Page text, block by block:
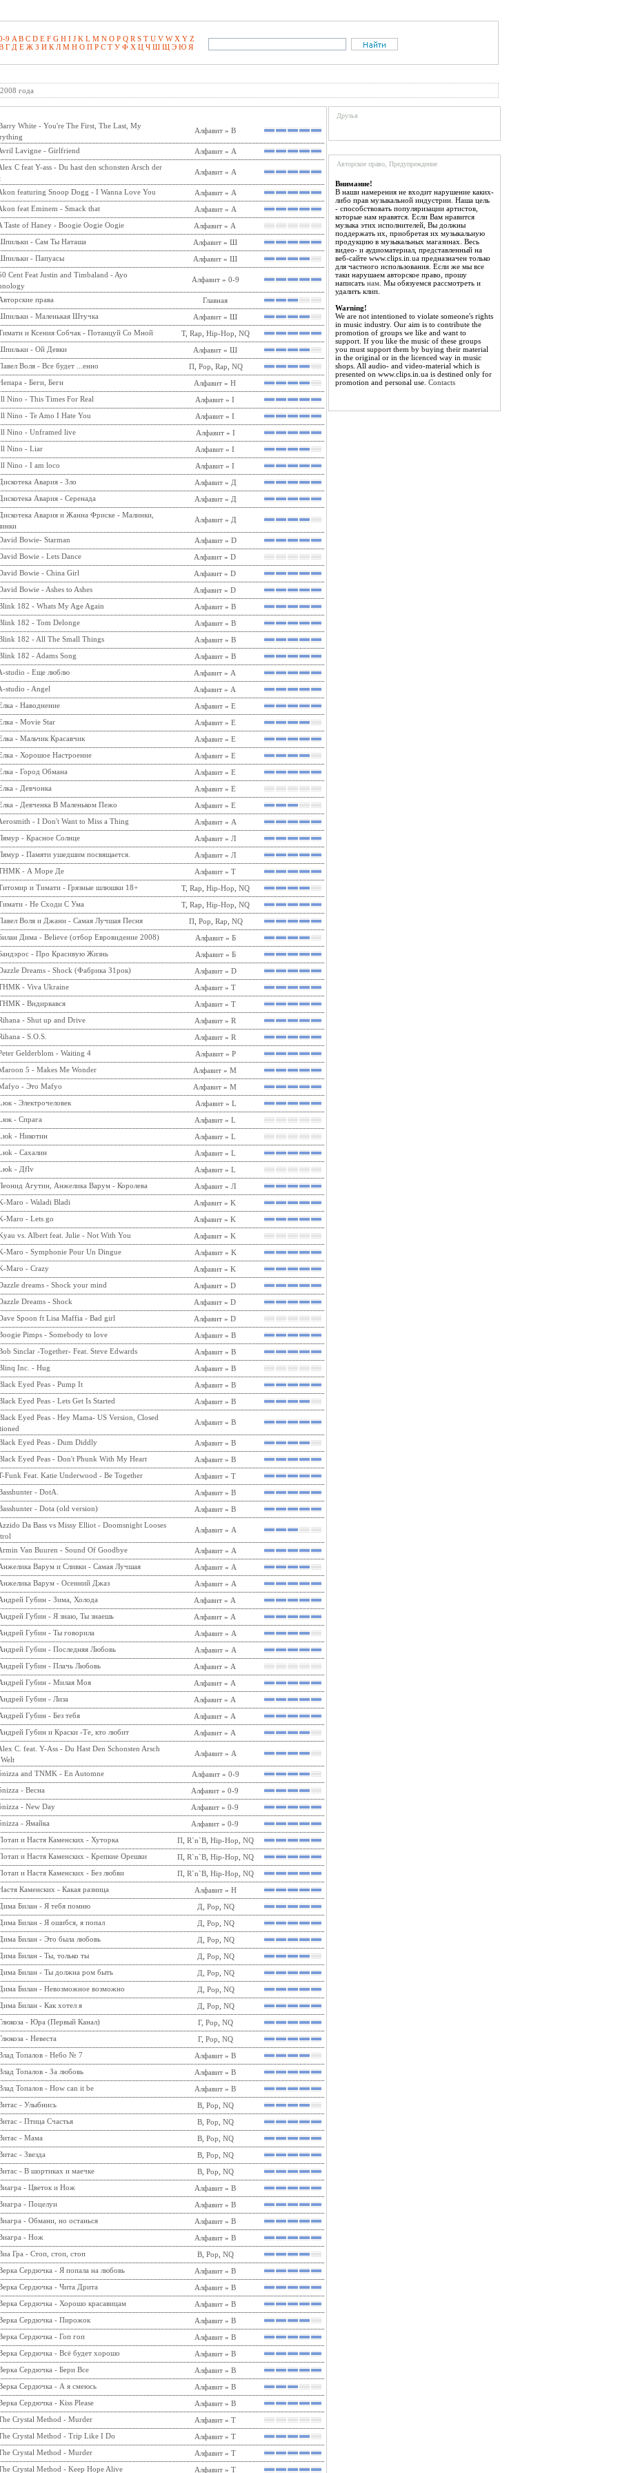
9 A B C D E F G H I J K L M N O P Q R S T U V W X Y Z
Г Д Е Ж З И К Л М Н О П Р С Т У Ф Х Ц Ч Ш Щ Э­ Ю Я
года
White - You're The First, The Last, My
Алфавит » B
Lavigne - Girlfriend Алфавит» A
C feat Y-ass - Du hast den schonsten Arsch der
Алфавит» A
featuring Snoop Dogg - I Wanna Love You Алфавит» A
feat Eminem - Smack that
Алфавит» A
Taste of Haney - Boogie Oogie Oogie
Алфавит » A
- Сам Ты Наташа
Алфавит » Ш
- Папуасы
Алфавит » Ш
Cent Feat Justin and Timbaland - Ayo
Алфавит» 0-9
права
Главная
- Маленькая Штучка
Алфавит » Ш
и Ксения Собчак - Потанцуй Со Мной
Т, Rap Hip-Hop NQ
- Ой Девки
Алфавит » Ш
Воля - Все будет ...енно
П, Pop Rap NQ
- Беги, Беги
Алфавит » Н
Nino - This Times For Real
Алфавит » I
Nino - Te Amo I Hate You
Алфавит » I
Nino - Unframed live
Алфавит» I
Nino - Liar
Алфавит » I
Nino - I am loco
Алфавит » I
Авария - Зло
Алфавит» Д
Авария - Серенада
Алфавит» Д
Авария и Жанна Фриске - Малинки,
Алфавит» Д
Bowie- Starman Алфавит» D
Bowie - Lets Dance
Алфавит » D
Bowie - China Girl
Алфавит » D
Bowie - Ashes to Ashes
Алфавит » D
182 - Whats My Age Again
Алфавит» B
182 - Tom Delonge
Алфавит » B
182 - All The Small Things
Алфавит» B
182 - Adams Song
Алфавит» B
studio - Еще люблю
Алфавит » A
studio - Angel
Алфавит » A
- Наводнение
Алфавит » Е
- Movie Star
Алфавит» Е
- Мальчик Красавчик
Алфавит » Е
- Хорошое Настроение
Алфавит » Е
- Город Обмана
Алфавит» Е
- Девчонка
Алфавит » Е
- Девченка В Маленьком Пежо
Алфавит » Е
- I Don't Want to Miss a Thing
Алфавит» A
- Красное Солнце
Алфавит » Л
- Памяти ушедшим посвящается.
Алфавит » Л
- А Море Де
Алфавит» Т
и Тимати - Грязные шлюшки 18+
Т, Rap Hip-Hop NQ
- Не Сходи С Ума
Т, Rap Hip-Hop NQ
Воля и Джани - Самая Лучшая Песня
П, Pop Rap NQ
Дима - Believe (отбор Евровидение 2008)
Алфавит» Б
- Про Красивую Жизнь
Алфавит» Б
Dreams - Shock (Фабрика З1рок)
Алфавит» D
- Viva Ukraine
Алфавит» Т
- Видирвався
Алфавит » Т
- Shut up and Drive
Алфавит» R
- S.O.S.
Алфавит» R
Gelderblom - Waiting 4
Алфавит» P
5 - Makes Me Wonder
Алфавит » M
- Это Mafyo
Алфавит » M
- Электрочеловек
Алфавит» L
- Спрага
Алфавит» L
- Никотин
Алфавит » L
- Сахалин
Алфавит » L
- Дflv
Алфавит» L
Агутин, Анжелика Варум - Королева
Алфавит » Л
Maro - Waladi Bladi
Алфавит » K
Maro - Lets go
Алфавит » K
vs. Albert feat. Julie - Not With You
Алфавит » K
Maro - Symphonie Pour Un Dingue
Алфавит» K
Maro - Crazy
Алфавит » K
dreams - Shock your mind
Алфавит » D
Dreams - Shock
Алфавит » D
Spoon ft Lisa Maffia - Bad girl
Алфавит » D
Pimps - Somebody to love
Алфавит » B
Sinclar -Together- Feat. Steve Edwards
Алфавит » B
Inc. - Hug
Алфавит» B
Eyed Peas - Pump It
Алфавит» B
Eyed Peas - Lets Get Is Started
Алфавит» B
Eyed Peas - Hey Mama- US Version, Closed
Алфавит » B
Eyed Peas - Dum Diddly Алфавит» B
Eyed Peas - Don't Phunk With My Heart
Алфавит» B
Funk Feat. Katie Underwood - Be Together
Алфавит » T
- DotA.
Алфавит » B
- Dota (old version)
Алфавит » B
Da Bass vs Missy Elliot - Doomsnight Looses
Алфавит» A
Van Buuren - Sound Of Goodbye Алфавит» A
Варум и Сливки - Самая Лучшая
Алфавит» А
Варум - Осенний Джаз
Алфавит» А
Губин - Зима, Холода
Алфавит » А
Губин - Я знаю, Ты знаешь
Алфавит » А
Губин - Ты говорила
Алфавит» А
Губин - Последняя Любовь
Алфавит» А
Губин - Плачь Любовь
Алфавит » А
Губин - Милая Моя
Алфавит » А
Губин - Лиза
Алфавит » А
Губин - Без тебя
Алфавит » А
Губин и Краски -Те, кто любит
Алфавит » А
C. feat. Y-Ass - Du Hast Den Schonsten Arsch
Алфавит» A
and TNMK - En Automne Алфавит» 0-9
- Весна
Алфавит » 0-9
- New Day
Алфавит » 0-9
- Ямайка
Алфавит » 0-9
и Настя Каменских - Хуторка
П R`n`B Hip-Hop NQ
и Настя Каменских - Крепкие Орешки
П R`n`B Hip-Hop NQ
и Настя Каменских - Без любви
П R`n`B Hip-Hop NQ
Каменских - Какая разница
Алфавит» Н
Билан - Я тебя помню
Д Pop NQ
Билан - Я ошибся, я попал
Д Pop NQ
Билан - Это была любовь
Д Pop NQ
Билан - Ты, только ты
Д Pop NQ
Билан - Ты должна ром быть
Д Pop NQ
Билан - Невозможное возможно
Д Pop NQ
Билан - Как хотел я
Д Pop NQ
- Юра (Первый Канал)
Г, Pop NQ
- Невеста
Г, Pop NQ
Топалов - Небо № 7
Алфавит » В
Топалов - За любовь
Алфавит » В
Топалов - How can it be
Алфавит » В
- Улыбнись
В Pop NQ
- Птица Счастья
В Pop NQ
- Мама
В Pop NQ
- Звезда
В Pop NQ
- В шортиках и маечке
В Pop NQ
- Цветок и Нож
Алфавит» В
- Поцелуи
Алфавит » В
- Обмани, но останься
Алфавит » В
- Нож
Алфавит» В
Гра - Стоп, стоп, стоп
В Pop NQ
Сердючка - Я попала на любовь
Алфавит » В
Сердючка - Чита Дрита
Алфавит » В
Сердючка - Хорошо красавицам
Алфавит » В
Сердючка - Пирожок
Алфавит » В
Сердючка - Гоп гоп
Алфавит » В
Сердючка - Всё будет хорошо
Алфавит » В
Сердючка - Бери Все
Алфавит » В
Сердючка - А я смеюсь
Алфавит » В
Сердючка - Kiss Please
Алфавит » В
Crystal Method - Murder
Алфавит» T
Crystal Method - Trip Like I Do
Алфавит» T
Crystal Method - Murder
Алфавит» T
Crystal Method - Keep Hope Alive
Алфавит» T
Друзья
Авторское право, Предупреждение
Внимание!
В наши намерения не входит нарушение каких-
либо прав музыкальной индустрии. Наша цель
- способствовать популяризации артистов,
которые нам нравятся. Если Вам нравится
музыка этих исполнителей, Вы должны
поддержать их, приобретая их музыкальную
продукцию в музыкальных магазинах. Весь
видео- и аудиоматериал, представленный на
веб-сайте www.clips.in.ua предназначен только
для частного использования. Если же мы все
таки нарушаем авторское право, прошу
написать нам . Мы обязуемся рассмотреть и
удалить клип.
Warning!
We are not intentioned to violate someone's rights
in music industry. Our aim is to contribute the
promotion of groups we like and want to
support. If you like the music of these groups
you must support them by buying their material
in the original or in the licenced way in music
shops. All audio- and video-material which is
presented on www.clips.in.ua is destined only for
promotion and personal use. Contacts